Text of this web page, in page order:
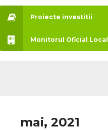
Proiecte investitii
Monitorul Oficial Local
mai, 2021